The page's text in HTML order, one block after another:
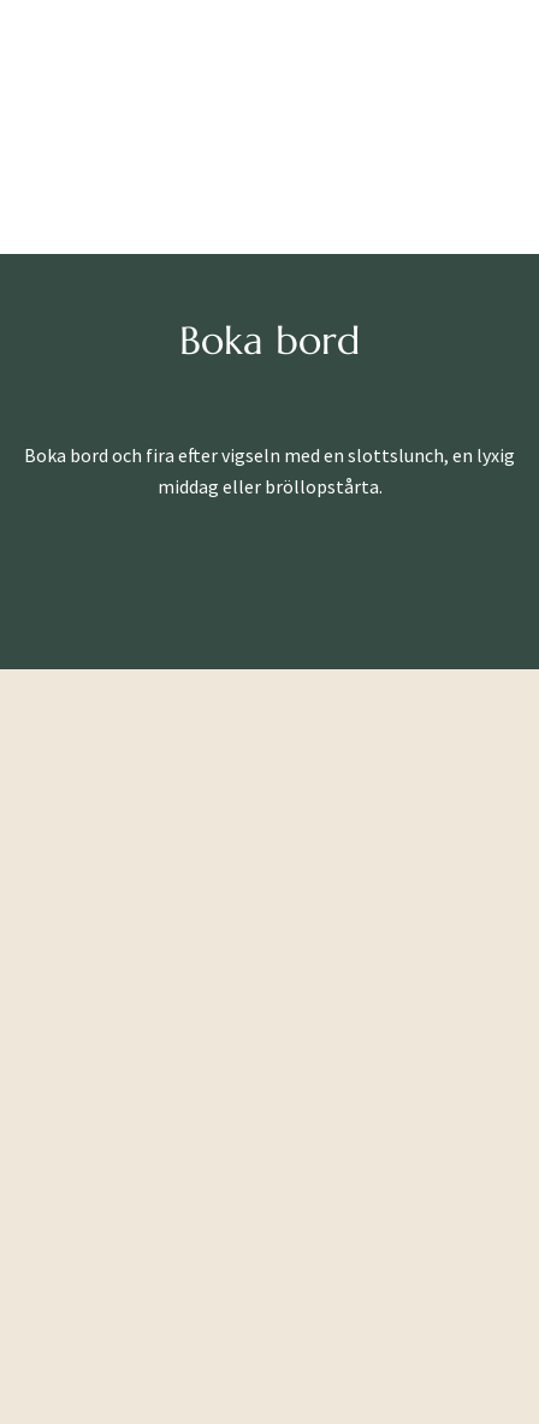
Boka bord
Boka bord och fira efter vigseln med en slottslunch, en lyxig
middag eller bröllopstårta.